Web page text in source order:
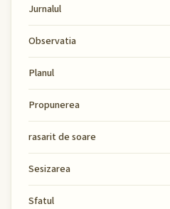
Jurnalul
Observatia
Planul
Propunerea
rasarit de soare
Sesizarea
Sfatul